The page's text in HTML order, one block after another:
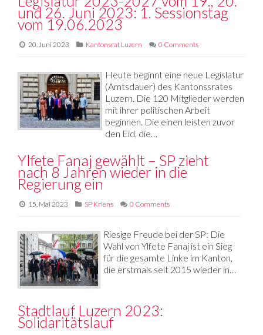
und 26. Juni 2023: 1. Sessionstag
vom 19.06.2023
20. Juni 2023 Kantonsrat Luzern 0 Comments
Heute beginnt eine neue Legislatur
(Amtsdauer) des Kantonssrates
Luzern. Die 120 Mitglieder werden
mit ihrer politischen Arbeit
beginnen. Die einen leisten zuvor
den Eid, die…
Ylfete Fanaj gewählt – SP zieht
nach 8 Jahren wieder in die
Regierung ein
15. Mai 2023 SP Kriens 0 Comments
Riesige Freude bei der SP: Die
Wahl von Ylfete Fanaj ist ein Sieg
für die gesamte Linke im Kanton,
die erstmals seit 2015 wieder in…
Stadtlauf Luzern 2023:
Solidaritätslauf